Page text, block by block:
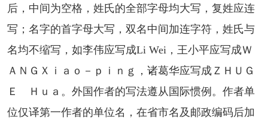
后，中间为空格，姓氏的全部字母均大写，复姓应连
写；名字的首字母大写，双名中间加连字符，姓氏与
名均不缩写，如李伟应写成Li Wei，王小平应写成Ｗ
ＡＮＧＸｉａｏ－ｐｉｎｇ，诸葛华应写成ＺＨＵＧ
Ｅ Ｈｕａ。外国作者的写法遵从国际惯例。作者单
位仅译第一作者的单位名，在省市名及邮政编码后加